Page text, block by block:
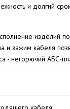
и долгий
изделий
и зажим кабеля
- негорючий АБС-